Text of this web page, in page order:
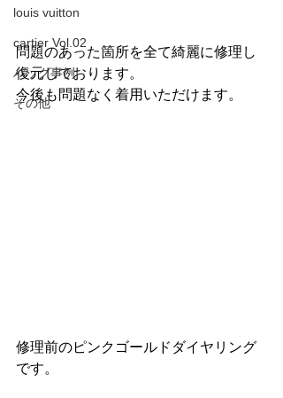
louis vuitton
cartier Vol.02
バッグ事例
その他
問題のあった箇所を全て綺麗に修理し
復元しております。
今後も問題なく着用いただけます。
修理前のピンクゴールドダイヤリング
です。